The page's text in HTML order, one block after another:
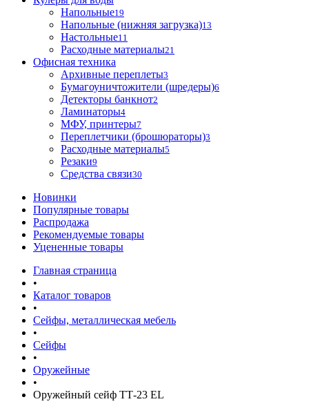
Напольные19
Напольные (нижняя загрузка)13
Настольные11
Расходные материалы21
Офисная техника
Архивные переплеты3
Бумагоуничтожители (шредеры)6
Детекторы банкнот2
Ламинаторы4
МФУ, принтеры7
Переплетчики (брошюраторы)3
Расходные материалы5
Резаки9
Средства связи30
Новинки
Популярные товары
Распродажа
Рекомендуемые товары
Уцененные товары
Главная страница
•
Каталог товаров
•
Сейфы, металлическая мебель
•
Сейфы
•
Оружейные
•
Оружейный сейф ТТ-23 EL